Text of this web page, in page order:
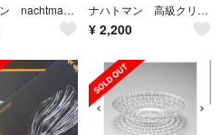
ナハトマン nachtmann グラス ナハトマン 高級クリスタル プレート 未使用‼️
¥ 2,200